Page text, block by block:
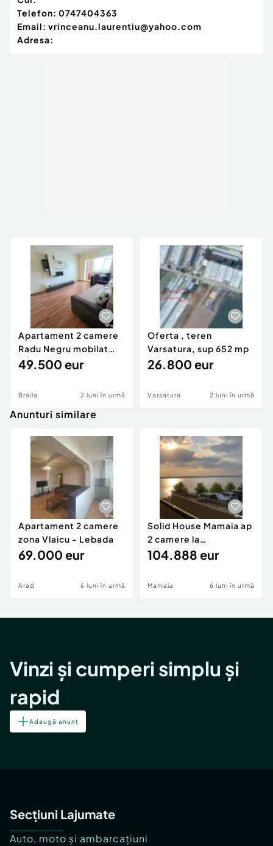
Telefon: 0747404363
Email: vrinceanu.laurentiu@yahoo.com
Adresa:
Apartament 2 camere
Radu Negru mobilat
sup 57 mp
49.500 eur
Braila 2 luni în urmă
Oferta , teren
Varsatura, sup 652 mp
26.800 eur
Varsatura 2 luni în urmă
Anunturi similare
Apartament 2 camere
zona Vlaicu - Lebada
69.000 eur
Arad 6 luni în urmă
Solid House Mamaia ap
2 camere la
cheie,langa Mega
104.888 eur
Mamaia 6 luni în urmă
Vinzi și cumperi simplu și
rapid
Adaugă anunț
Secțiuni Lajumate
Auto, moto și ambarcațiuni